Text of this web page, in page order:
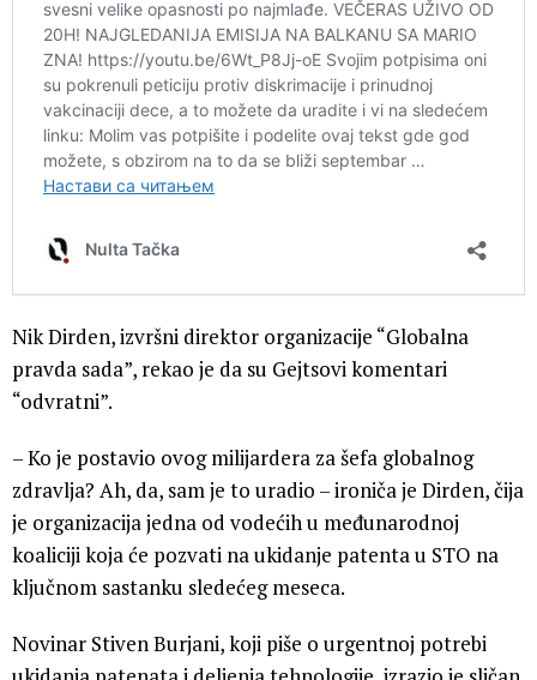
Nik Dirden, izvršni direktor organizacije “Globalna
pravda sada”, rekao je da su Gejtsovi komentari
“odvratni”.
– Ko je postavio ovog milijardera za šefa globalnog
zdravlja? Ah, da, sam je to uradio – ironiča je Dirden, čija
je organizacija jedna od vodećih u međunarodnoj
koaliciji koja će pozvati na ukidanje patenta u STO na
ključnom sastanku sledećeg meseca.
Novinar Stiven Burjani, koji piše o urgentnoj potrebi